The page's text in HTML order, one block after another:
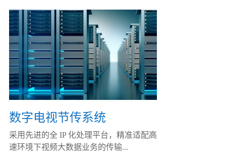
数字电视节传系统
采用先进的全 IP 化处理平台，精准适配高
速环境下视频大数据业务的传输...